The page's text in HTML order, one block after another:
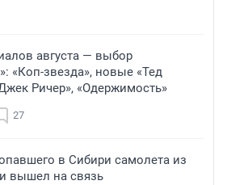
августа — выбор
«Коп-звезда», новые «Тед
Ричер», «Одержимость»
27
в Сибири самолета из
вышел на связь